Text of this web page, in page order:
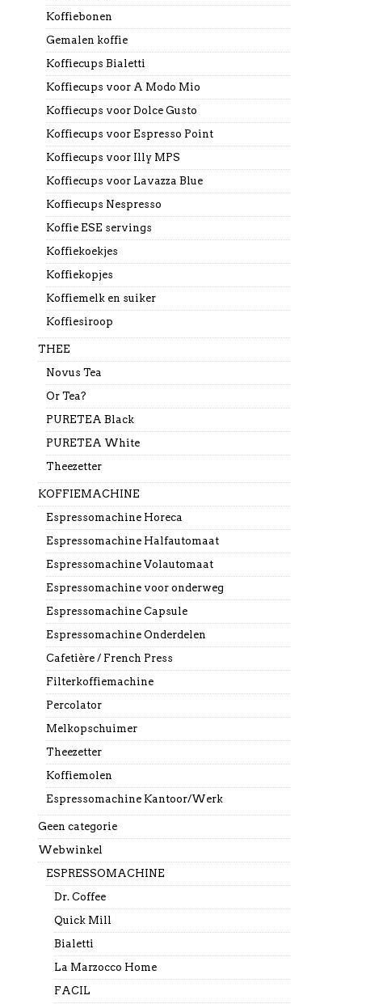
Koffiebonen
Gemalen koffie
Koffiecups Bialetti
Koffiecups voor A Modo Mio
Koffiecups voor Dolce Gusto
Koffiecups voor Espresso Point
Koffiecups voor Illy MPS
Koffiecups voor Lavazza Blue
Koffiecups Nespresso
Koffie ESE servings
Koffiekoekjes
Koffiekopjes
Koffiemelk en suiker
Koffiesiroop
THEE
Novus Tea
Or Tea?
PURETEA Black
PURETEA White
Theezetter
KOFFIEMACHINE
Espressomachine Horeca
Espressomachine Halfautomaat
Espressomachine Volautomaat
Espressomachine voor onderweg
Espressomachine Capsule
Espressomachine Onderdelen
Cafetière / French Press
Filterkoffiemachine
Percolator
Melkopschuimer
Theezetter
Koffiemolen
Espressomachine Kantoor/Werk
Geen categorie
Webwinkel
ESPRESSOMACHINE
Dr. Coffee
Quick Mill
Bialetti
La Marzocco Home
FACIL